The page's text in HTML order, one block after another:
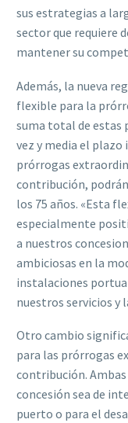
sus estrategias a
sector que requiere
mantener su
Además, la nueva
flexible para la
suma total de estas
vez y media el plazo
prórrogas
contribución,
los 75 años. «Esta
especialmente
a nuestros
ambiciosas en la
instalaciones
nuestros servicios y
Otro cambio
para las prórrogas
contribución.
concesión sea de
puerto o para el